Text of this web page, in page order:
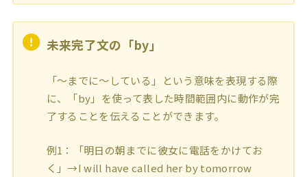
未来完了文の「by」
「～までに～している」という意味を表現する際
に、「by」を使って表した時間範囲内に動作が完
了することを伝えることができます。
例1：「明日の朝までに彼女に電話をかけてお
く」→I will have called her by tomorrow